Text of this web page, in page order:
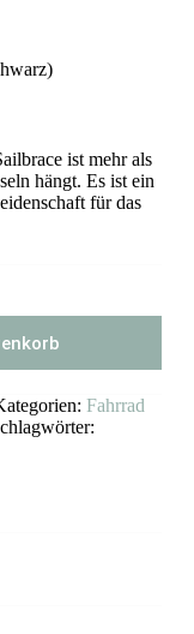
ist mehr als
hängt. Es ist ein
für das
Fahrrad